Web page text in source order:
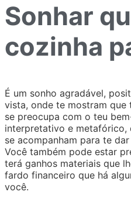
Sonhar
cozinha
É um sonho agradável,
vista, onde te mostram que
se preocupa com o teu
interpretativo e metafórico,
se acompanham para te
Você também pode estar
terá ganhos materiais que
fardo financeiro que há
você.